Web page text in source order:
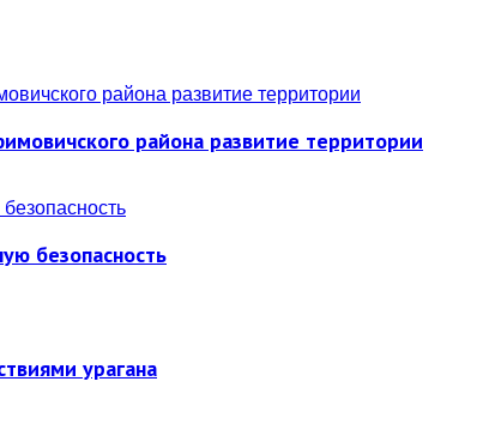
района развитие территории
безопасность
урагана